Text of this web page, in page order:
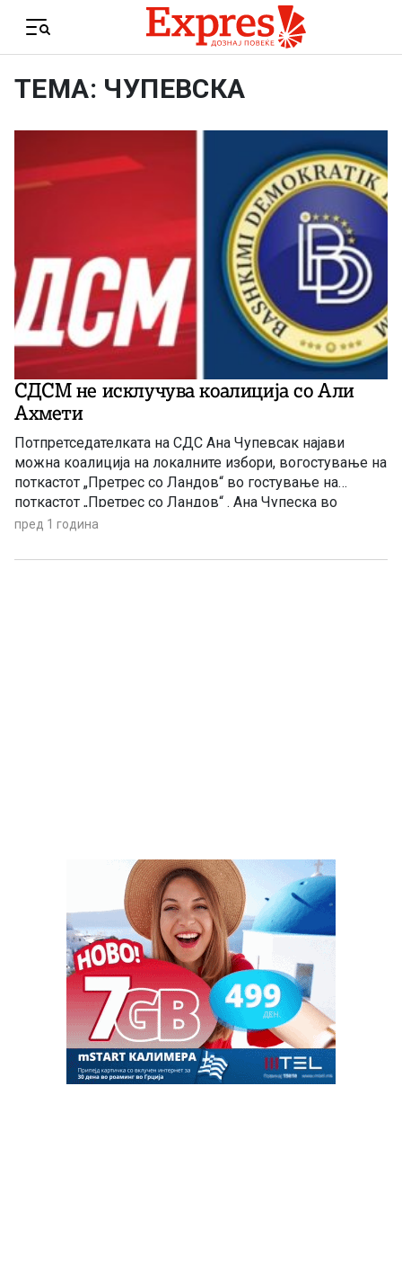
Menu
ТЕМА: ЧУПЕВСКА
СДСМ не исклучува коалиција со Али
Ахмети
Потпретседателката на СДС Ана Чупевсак најави
можна коалиција на локалните избори, вогостување на
поткастот „Претрес со Ландов“ во гостување на
поткастот „Претрес со Ландов“ . Ана Чупеска во
интервјуто беше прашана дали планираат повторно да
соработуваме со сите партии, меѓу нив е и ДУИ.
пред 1 година